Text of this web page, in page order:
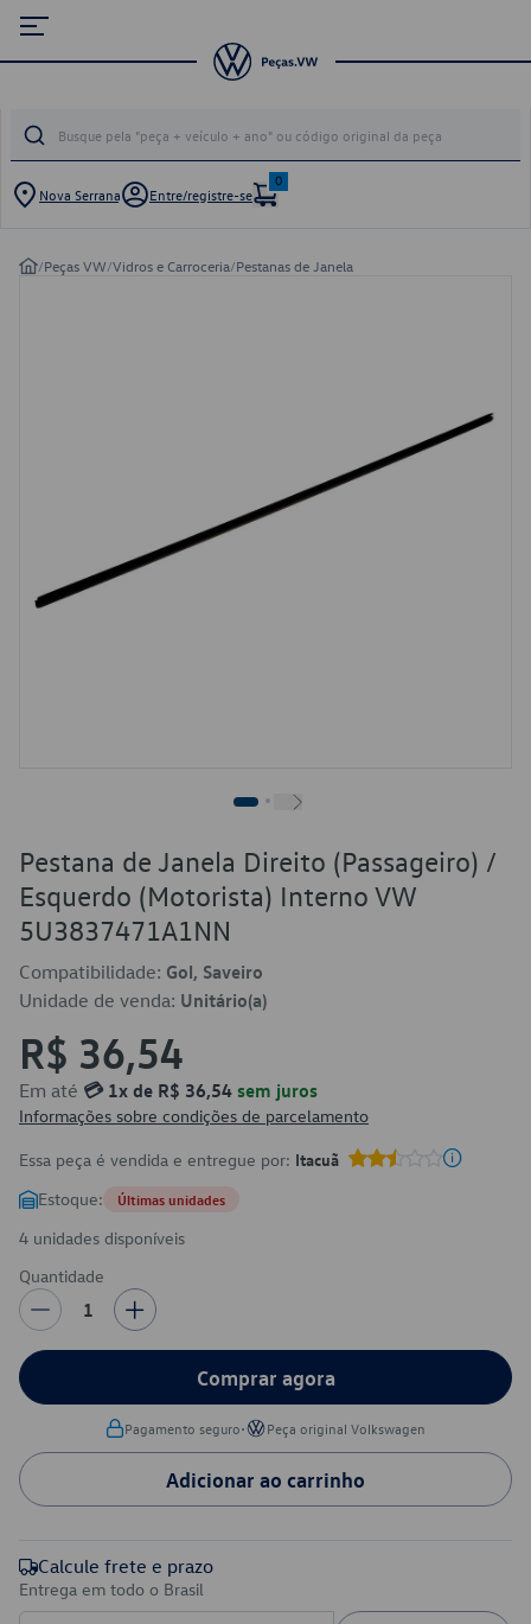
Nova Serrana Entre/registre-se
0
/Peças VW/Vidros e Carroceria/Pestanas de Janela
Pestana de Janela Direito (Passageiro) /
Esquerdo (Motorista) Interno VW
5U3837471A1NN
Compatibilidade: Gol, Saveiro
Unidade de venda: Unitário(a)
R$ 36,54
Em até 💳 1x de R$ 36,54 sem juros
Informações sobre condições de parcelamento
Essa peça é vendida e entregue por: Itacuã
Estoque: Últimas unidades
4 unidades disponíveis
Quantidade
1
Comprar agora
Pagamento seguro• Peça original Volkswagen
Adicionar ao carrinho
Calcule frete e prazo
Entrega em todo o Brasil